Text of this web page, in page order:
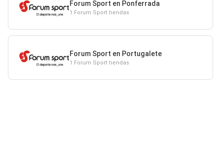
Forum Sport en Ponferrada
1 Forum Sport tiendas
Forum Sport en Portugalete
1 Forum Sport tiendas